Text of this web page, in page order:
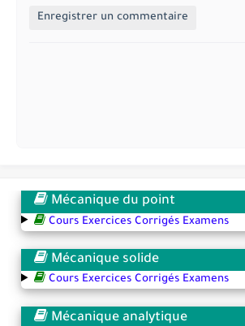
Enregistrer un commentaire
Mécanique du point
Cours Exercices Corrigés Examens
Mécanique solide
Cours Exercices Corrigés Examens
Mécanique analytique